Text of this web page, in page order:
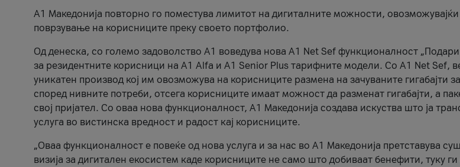
А1 Македонија повторно го поместува лимитот на дигиталните можности,
поврзување на корисниците преку своето портфолио.
Од денеска, со големо задоволство А1 воведува нова A1 Net Sef функционалност „Подари
за резидентните корисници на А1 Alfa и A1 Senior Plus тарифните модели. Со A1 Net Sef,
уникатен производ кој им овозможува на корисниците размена на зачуваните гигабајти
според нивните потреби, отсега корисниците имаат можност да разменат гигабајти, а
свој пријател. Со оваа нова функционалност, А1 Македонија создава искуства што ја
услуга во вистинска вредност и радост кај корисниците.
„Оваа функционалност е повеќе од нова услуга и за нас во А1 Македонија претставува
визија за дигитален екосистем каде корисниците не само што добиваат бенефити, туку